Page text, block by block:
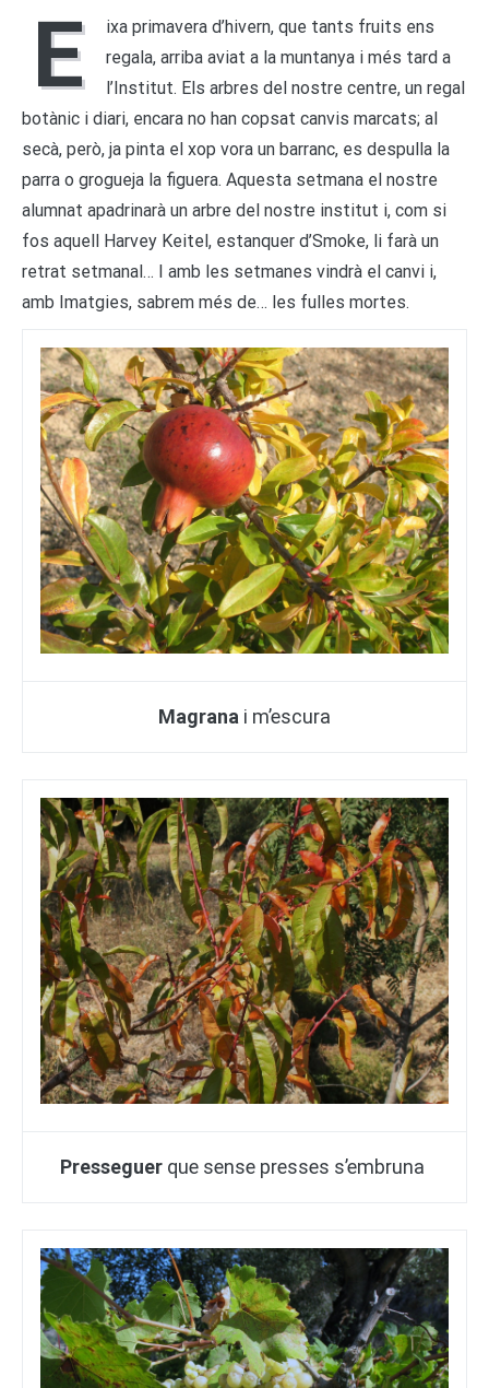
E
ixa primavera d’hivern, que tants fruits ens
regala, arriba aviat a la muntanya i més tard a
l’Institut. Els arbres del nostre centre, un regal
botànic i diari, encara no han copsat canvis marcats; al
secà, però, ja pinta el xop vora un barranc, es despulla la
parra o grogueja la figuera. Aquesta setmana el nostre
alumnat apadrinarà un arbre del nostre institut i, com si
fos aquell Harvey Keitel, estanquer d’Smoke, li farà un
retrat setmanal… I amb les setmanes vindrà el canvi i,
amb Imatgies, sabrem més de… les fulles mortes.
Magrana i m’escura
Presseguer que sense presses s’embruna